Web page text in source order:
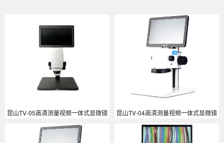
昆山TV-05高清测量视频一体式显微镜 昆山TV-04高清测量视频一体式显微镜